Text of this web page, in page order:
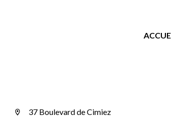
37 Boulevard de Cimiez